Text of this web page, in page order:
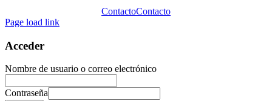
ContactoContacto
Page load link
Acceder
Nombre de usuario o correo electrónico
Contraseña